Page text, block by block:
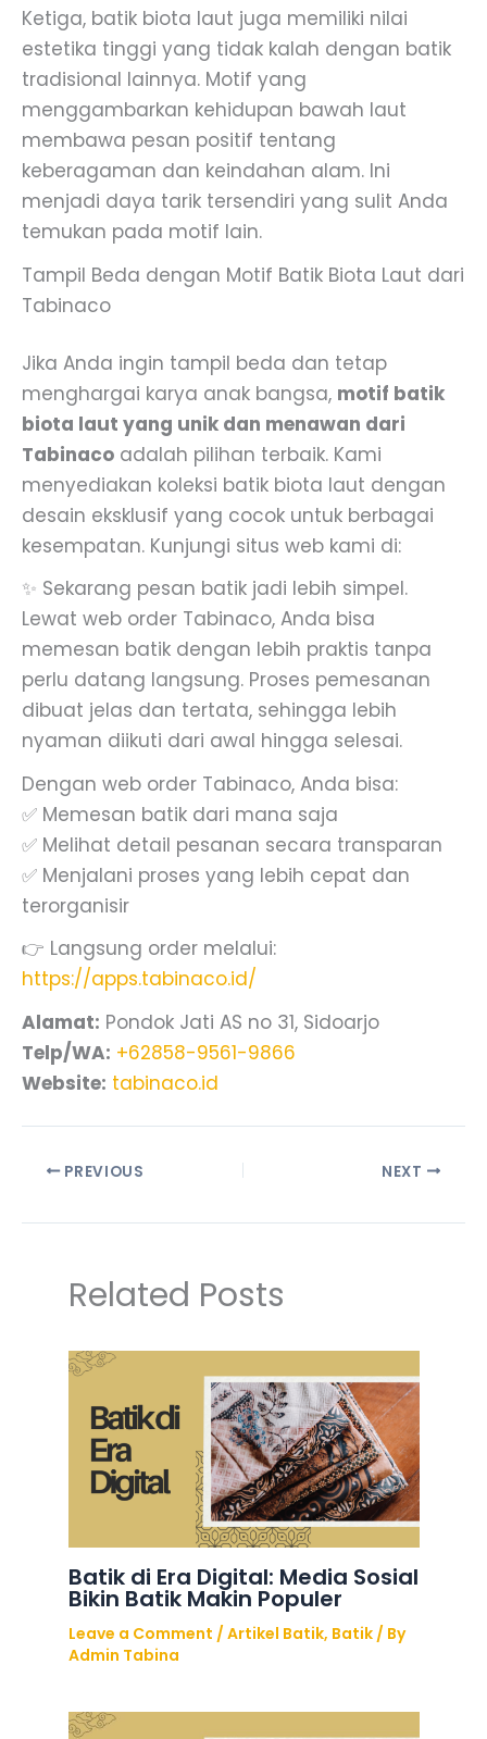
Ketiga, batik biota laut juga memiliki nilai
estetika tinggi yang tidak kalah dengan batik
tradisional lainnya. Motif yang
menggambarkan kehidupan bawah laut
membawa pesan positif tentang
keberagaman dan keindahan alam. Ini
menjadi daya tarik tersendiri yang sulit Anda
temukan pada motif lain.
Tampil Beda dengan Motif Batik Biota Laut dari
Tabinaco
Jika Anda ingin tampil beda dan tetap
menghargai karya anak bangsa, motif batik
biota laut yang unik dan menawan dari
Tabinaco adalah pilihan terbaik. Kami
menyediakan koleksi batik biota laut dengan
desain eksklusif yang cocok untuk berbagai
kesempatan. Kunjungi situs web kami di:
✨ Sekarang pesan batik jadi lebih simpel.
Lewat web order Tabinaco, Anda bisa
memesan batik dengan lebih praktis tanpa
perlu datang langsung. Proses pemesanan
dibuat jelas dan tertata, sehingga lebih
nyaman diikuti dari awal hingga selesai.
Dengan web order Tabinaco, Anda bisa:
✅ Memesan batik dari mana saja
✅ Melihat detail pesanan secara transparan
✅ Menjalani proses yang lebih cepat dan
terorganisir
👉 Langsung order melalui:
https://apps.tabinaco.id/
Alamat: Pondok Jati AS no 31, Sidoarjo
Telp/WA: +62858-9561-9866
Website: tabinaco.id
PREVIOUS NEXT
Related Posts
Batik di Era Digital: Media Sosial
Bikin Batik Makin Populer
Leave a Comment / Artikel Batik, Batik/ By
Admin Tabina